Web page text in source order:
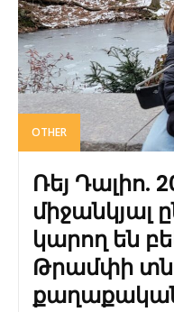
OTHER
Ռեյ Դալիո.
միջանկյալ
կարող են
Թրամփի